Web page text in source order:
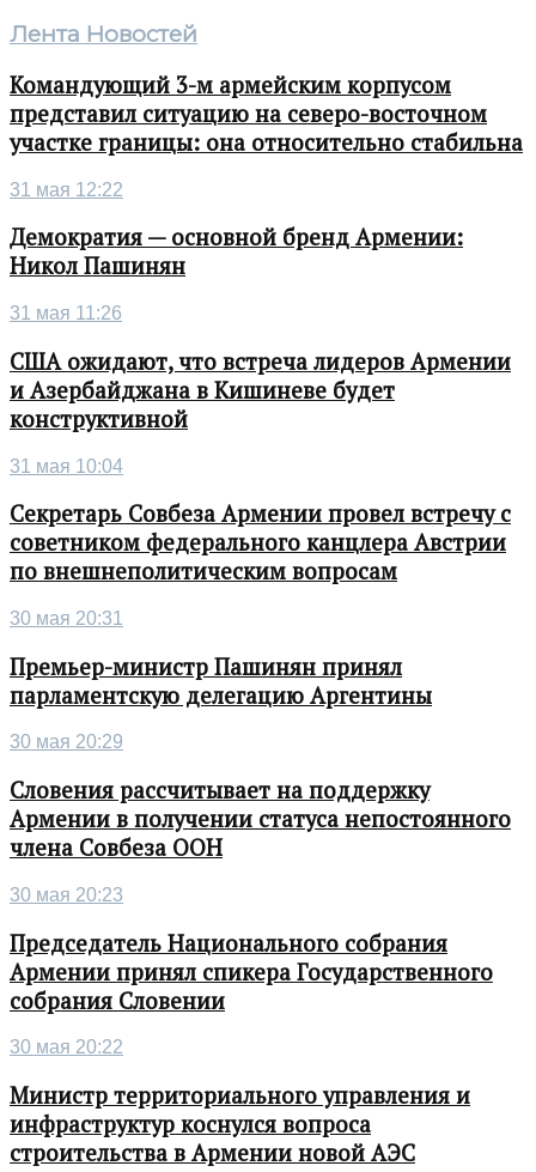
Лента Новостей
Командующий 3-м армейским корпусом
представил ситуацию на северо-восточном
участке границы: она относительно стабильна
31 мая 12:22
Демократия — основной бренд Армении:
Никол Пашинян
31 мая 11:26
США ожидают, что встреча лидеров Армении
и Азербайджана в Кишиневе будет
конструктивной
31 мая 10:04
Секретарь Совбеза Армении провел встречу с
советником федерального канцлера Австрии
по внешнеполитическим вопросам
30 мая 20:31
Премьер-министр Пашинян принял
парламентскую делегацию Аргентины
30 мая 20:29
Словения рассчитывает на поддержку
Армении в получении статуса непостоянного
члена Совбеза ООН
30 мая 20:23
Председатель Национального собрания
Армении принял спикера Государственного
собрания Словении
30 мая 20:22
Министр территориального управления и
инфраструктур коснулся вопроса
строительства в Армении новой АЭС